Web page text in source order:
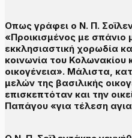
Οπως γράφει ο Ν. Π.
«Προικισμένος με
εκκλησιαστική χορωδία
κοινωνία του Κολωνακίου
οικογένεια». Μάλιστα,
μελών της βασιλικής
επισκεπτόταν και την
Παπάγου «για τέλεση